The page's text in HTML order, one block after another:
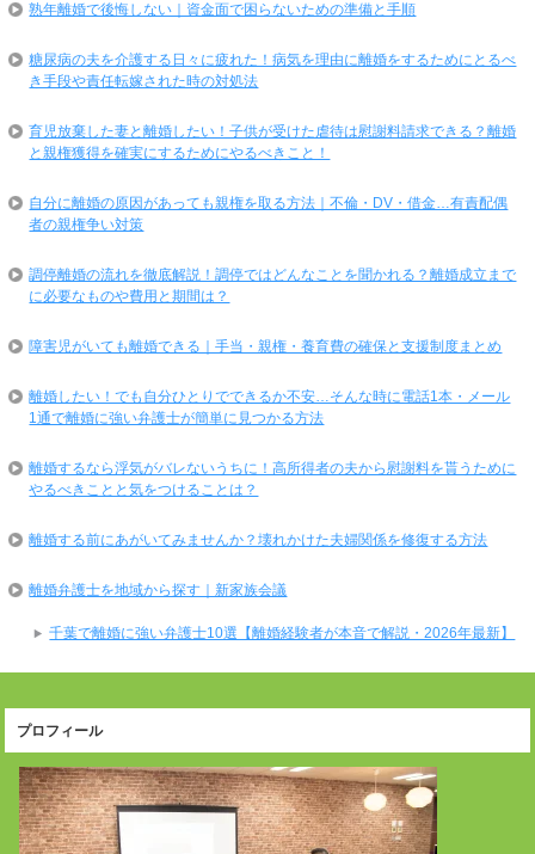
熟年離婚で後悔しない｜資金面で困らないための準備と手順
糖尿病の夫を介護する日々に疲れた！病気を理由に離婚をするためにとるべ
き手段や責任転嫁された時の対処法
育児放棄した妻と離婚したい！子供が受けた虐待は慰謝料請求できる？離婚
と親権獲得を確実にするためにやるべきこと！
自分に離婚の原因があっても親権を取る方法｜不倫・DV・借金…有責配偶
者の親権争い対策
調停離婚の流れを徹底解説！調停ではどんなことを聞かれる？離婚成立まで
に必要なものや費用と期間は？
障害児がいても離婚できる｜手当・親権・養育費の確保と支援制度まとめ
離婚したい！でも自分ひとりでできるか不安…そんな時に電話1本・メール
1通で離婚に強い弁護士が簡単に見つかる方法
離婚するなら浮気がバレないうちに！高所得者の夫から慰謝料を貰うために
やるべきことと気をつけることは？
離婚する前にあがいてみませんか？壊れかけた夫婦関係を修復する方法
離婚弁護士を地域から探す｜新家族会議
千葉で離婚に強い弁護士10選【離婚経験者が本音で解説・2026年最新】
プロフィール